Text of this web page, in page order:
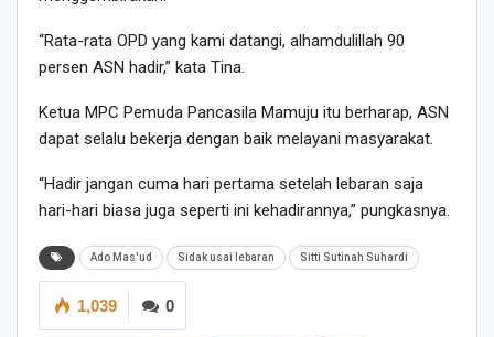
“Rata-rata OPD yang kami datangi, alhamdulillah 90
persen ASN hadir,” kata Tina.
Ketua MPC Pemuda Pancasila Mamuju itu berharap, ASN
dapat selalu bekerja dengan baik melayani masyarakat.
“Hadir jangan cuma hari pertama setelah lebaran saja
hari-hari biasa juga seperti ini kehadirannya,” pungkasnya.
Ado Mas'ud Sidak usai lebaran Sitti Sutinah Suhardi
0
1,039